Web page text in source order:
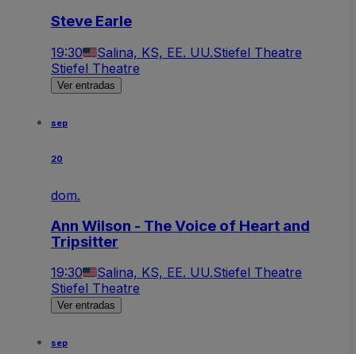
Steve Earle
19:30 Salina, KS, EE. UU.Stiefel Theatre
Stiefel Theatre
Ver entradas
sep
20
dom.
Ann Wilson - The Voice of Heart and
Tripsitter
19:30 Salina, KS, EE. UU.Stiefel Theatre
Stiefel Theatre
Ver entradas
sep